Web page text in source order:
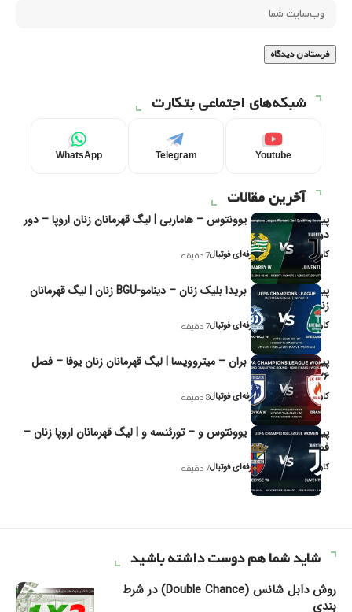
شبکه‌های اجتماعی بتکارت
Youtube
Telegram
WhatsApp
آخرین مقالات
پیش‌بینی و تحلیل یوونتوس – هاماربی | لیگ قهرمانان زنان اروپا – دور
دوم مرحله
کاوه نیک‌فر، تحلیل‌گر حرفه‌ای فوتبال7 دقیقه
پیش‌بینی و تحلیل بریدا بلیک زنان – دینامو-BGU زنان | لیگ قهرمانان
زنان یوفا
کاوه نیک‌فر، تحلیل‌گر حرفه‌ای فوتبال7 دقیقه
پیش‌بینی و تحلیل بران – میتروویسا | لیگ قهرمانان زنان یوفا – فصل
۲۰۲۶
کاوه نیک‌فر، تحلیل‌گر حرفه‌ای فوتبال8 دقیقه
پیش‌بینی و تحلیل یوونتوس و – تورئنسه و | لیگ قهرمانان اروپا زنان –
فصل ۲۰۲۶
کاوه نیک‌فر، تحلیل‌گر حرفه‌ای فوتبال7 دقیقه
شاید شما هم دوست داشته باشید
روش دابل شانس (Double Chance) در شرط
بندی